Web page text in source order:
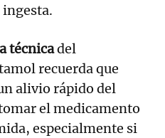
ingesta.
técnicadel
recuerda que
alivio rápido del
el medicamento
especialmente si